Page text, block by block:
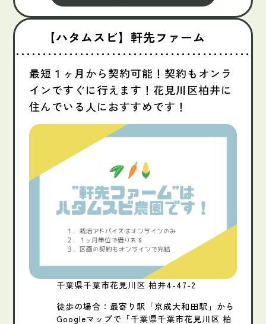
【ハタムスビ】軒先ファーム
最短１ヶ月から契約可能！契約もオンラ
インですぐに行えます！花見川区柏井に
住んでいる人におすすめです！
千葉県千葉市花見川区 柏井4-47-2
徒歩の場合：最寄り駅「京成大和田駅」から
Googleマップで「千葉県千葉市花見川区 柏